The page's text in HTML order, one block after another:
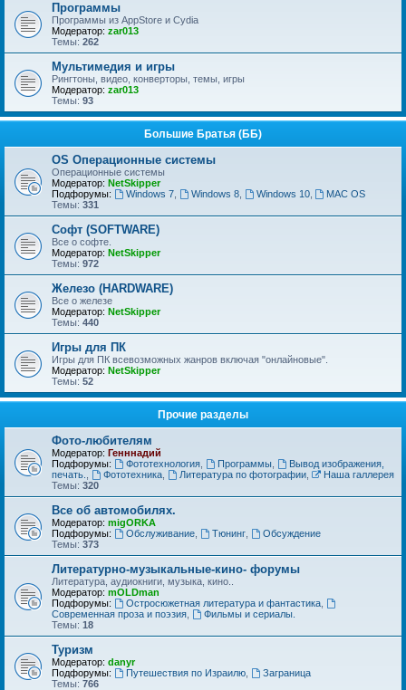
Программы
Программы из AppStore и Cydia
Модератор: zar013
Темы: 262
Мультимедия и игры
Рингтоны, видео, конверторы, темы, игры
Модератор: zar013
Темы: 93
Большие Братья (ББ)
OS Операционные системы
Операционные сиcтемы
Модератор: NetSkipper
Подфорумы:
Windows 7, Windows 8, Windows 10,
MAC OS
Темы: 331
Софт (SOFTWARE)
Все о софте.
Модератор: NetSkipper
Темы: 972
Железо (HARDWARE)
Все о железе
Модератор: NetSkipper
Темы: 440
Игры для ПК
Игры для ПК всевозможных жанров включая "онлайновые".
Модератор: NetSkipper
Темы: 52
Прочие разделы
Фото-любителям
Модератор: Генннадий
Подфорумы:
Фототехнология, Программы,
Вывод изображения,
печать.
Фототехника, Литература по фотографии,
Наша галлерея
Темы: 320
Все об автомобилях.
Модератор: migORKA
Подфорумы:
Обслуживание, Тюнинг,
Обсуждение
Темы: 373
Литературно-музыкальные-кино- форумы
Литература, аудиокниги, музыка, кино..
Модератор: mOLDman
Подфорумы:
Остросюжетная литература и фантастика,
Современная проза и поэзия
Фильмы и сериалы.
Темы: 18
Туризм
Модератор: danyr
Подфорумы:
Путешествия по Израилю,
Заграница
Темы: 766